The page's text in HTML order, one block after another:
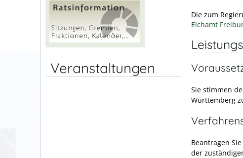
Veranstaltungen
Die zum
Eichamt
Sie stimmen
Württemberg
Beantragen
der